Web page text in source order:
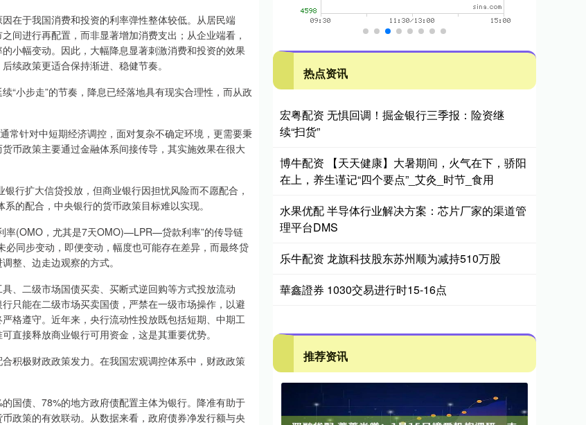
于我国消费和投资的利率弹性整体较低。从居民端
间进行再配置，而非显著增加消费支出；从企业端看，
小幅变动。因此，大幅降息显著刺激消费和投资的效果
续政策更适合保持渐进、稳健节奏。
小步走”的节奏，降息已经落地具有现实合理性，而从政
针对中短期经济调控，面对复杂不确定环境，更需要秉
币政策主要通过金融体系间接传导，其实施效果在很大
扩大信贷投放，但商业银行因担忧风险而不愿配合，
的配合，中央银行的货币政策目标难以实现。
(OMO，尤其是7天OMO)—LPR—贷款利率”的传导链
同步变动，即便变动，幅度也可能存在差异，而最终贷
整、边走边观察的方式。
二级市场国债买卖、买断式逆回购等方式投放流动
只能在二级市场买卖国债，严禁在一级市场操作，以避
格遵守。近年来，央行流动性投放既包括短期、中期工
直接释放商业银行可用资金，这是其重要优势。
极财政政策发力。在我国宏观调控体系中，财政政策
债、78%的地方政府债配置主体为银行。降准有助于
政策的有效联动。从数据来看，政府债券净发行额与央
热点资讯
宏粤配资 无惧回调！掘金银行三季报：险资继
续“扫货”
博牛配资 【天天健康】大暑期间，火气在下，骄阳
在上，养生谨记“四个要点”_艾灸_时节_食用
水果优配 半导体行业解决方案：芯片厂家的渠道管
理平台DMS
乐牛配资 龙旗科技股东苏州顺为减持510万股
華鑫證券 1030交易进行时15-16点
推荐资讯